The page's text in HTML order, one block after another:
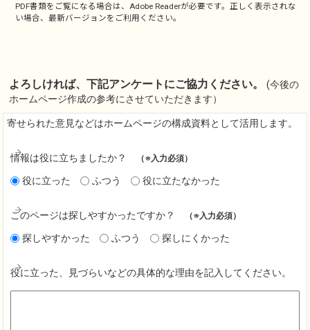
PDF書類をご覧になる場合は、Adobe Readerが必要です。正しく表示されな
い場合、最新バージョンをご利用ください。